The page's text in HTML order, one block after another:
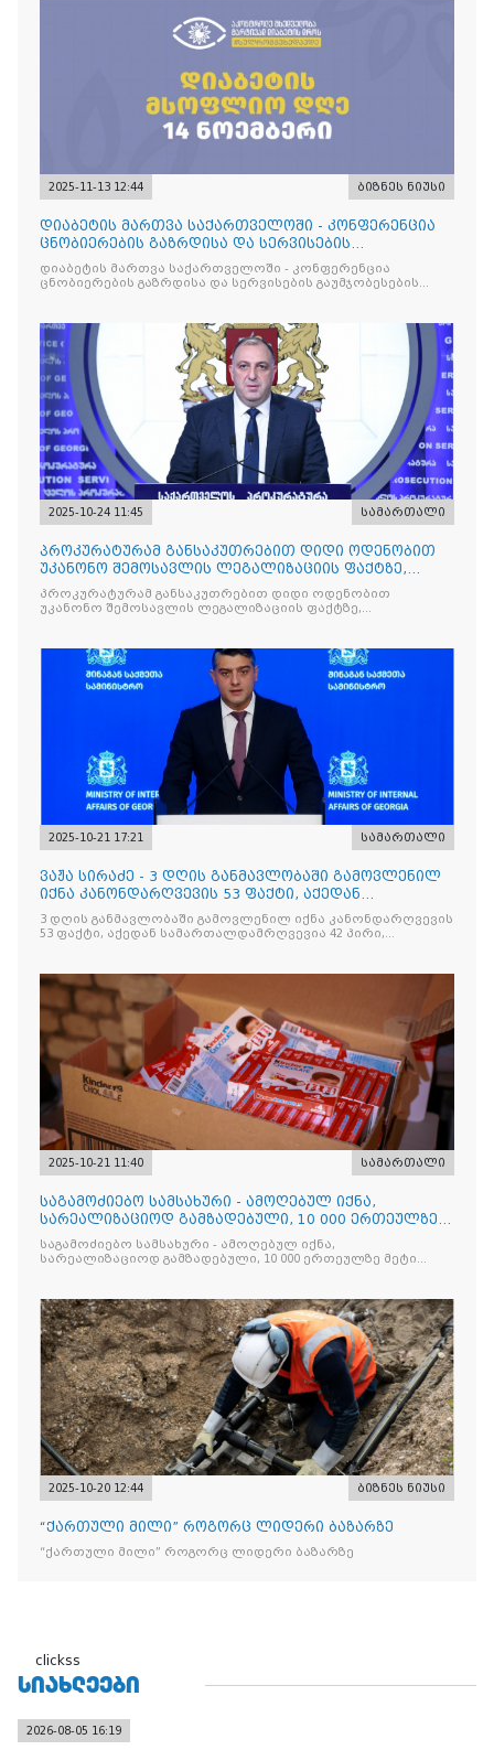
2025-11-13 12:44 ბიზნეს ნიუსი
დიაბეტის მართვა საქართველოში - კონფერენცია
ცნობიერების გაზრდისა და სერვისების
გაუმჯობესების მიზნით
დიაბეტის მართვა საქართველოში - კონფერენცია
ცნობიერების გაზრდისა და სერვისების გაუმჯობესების
2025-10-24 11:45 სამართალი
პროკურატურამ განსაკუთრებით დიდი ოდენობით
უკანონო შემოსავლის ლეგალიზაციის ფაქტზე,
საქართველოს ყოფილ პ
პროკურატურამ განსაკუთრებით დიდი ოდენობით
უკანონო შემოსავლის ლეგალიზაციის ფაქტზე,
2025-10-21 17:21 სამართალი
ვაჟა სირაძე - 3 დღის განმავლობაში გამოვლენილ
იქნა კანონდარღვევის 53 ფაქტი, აქედან
სამართალდამრღვევია
3 დღის განმავლობაში გამოვლენილ იქნა კანონდარღვევის
53 ფაქტი, აქედან სამართალდამრღვევია 42 პირი,
2025-10-21 11:40 სამართალი
საგამოძიებო სამსახური - ამოღებულ იქნა,
სარეალიზაციოდ გამზადებული, 10 000 ერთეულზე
მეტი „Jacobs Monar
საგამოძიებო სამსახური - ამოღებულ იქნა,
სარეალიზაციოდ გამზადებული, 10 000 ერთეულზე მეტი
„Raffaello”-ს სასაქონლო ნიშნით უკანონო ნიშანდებული
ტკბილეული
2025-10-20 12:44 ბიზნეს ნიუსი
“ქართული მილი” როგორც ლიდერი ბაზარზე
“ქართული მილი” როგორც ლიდერი ბაზარზე
clickss
ᲡᲘᲐᲮᲚᲔᲔᲑᲘ
2026-08-05 16:19